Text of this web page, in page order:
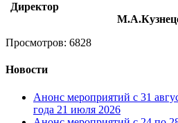
Просмотров: 6828
Новости
Анонс мероприятий с 31
года 21 июля 2026